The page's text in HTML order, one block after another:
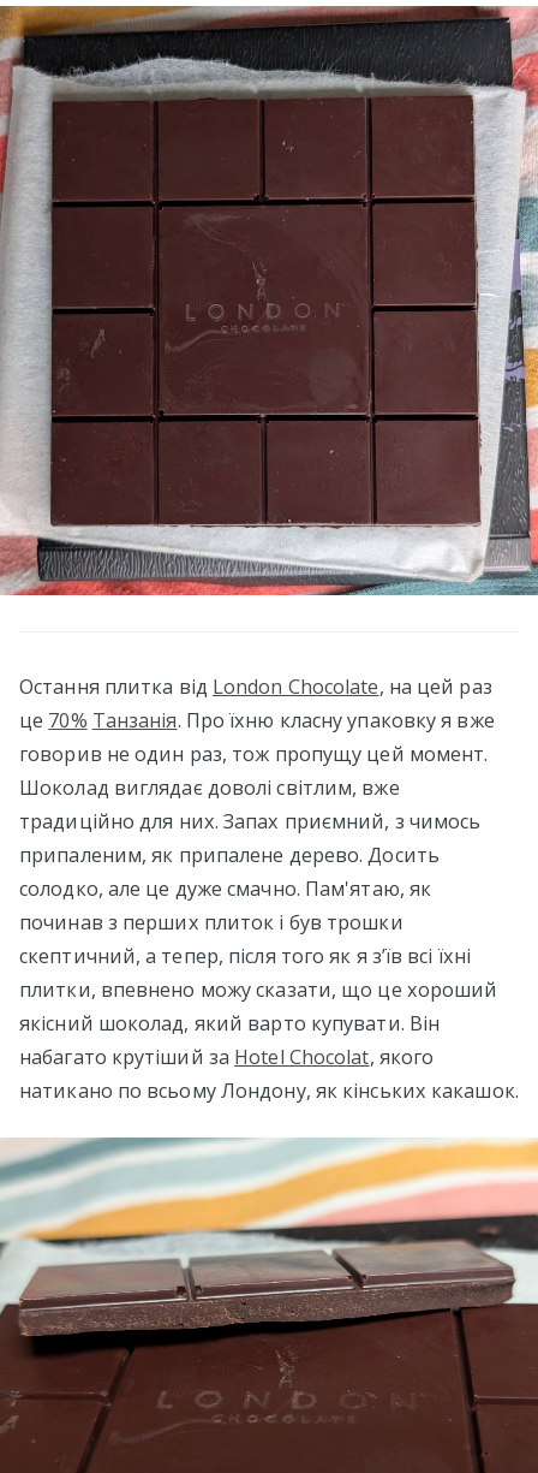
Остання плитка від London Chocolate, на цей раз
це 70% Танзанія. Про їхню класну упаковку я вже
говорив не один раз, тож пропущу цей момент.
Шоколад виглядає доволі світлим, вже
традиційно для них. Запах приємний, з чимось
припаленим, як припалене дерево. Досить
солодко, але це дуже смачно. Пам'ятаю, як
починав з перших плиток і був трошки
скептичний, а тепер, після того як я з’їв всі їхні
плитки, впевнено можу сказати, що це хороший
якісний шоколад, який варто купувати. Він
набагато крутіший за Hotel Chocolat, якого
натикано по всьому Лондону, як кінських какашок.